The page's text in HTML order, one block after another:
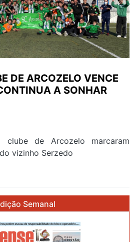
DE ARCOZELO VENCE
A SONHAR
clube de Arcozelo marcaram
vizinho Serzedo
Semanal